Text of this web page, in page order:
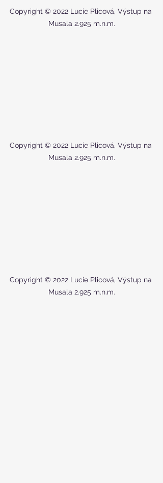
Copyright © 2022 Lucie Plicová, Výstup na
Musala 2.925 m.n.m.
Copyright © 2022 Lucie Plicová, Výstup na
Musala 2.925 m.n.m.
Copyright © 2022 Lucie Plicová, Výstup na
Musala 2.925 m.n.m.